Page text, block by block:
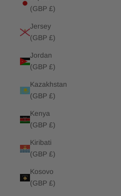
(GBP £)
Jersey
(GBP £)
Jordan
(GBP £)
Kazakhstan
(GBP £)
Kenya
(GBP £)
Kiribati
(GBP £)
Kosovo
(GBP £)